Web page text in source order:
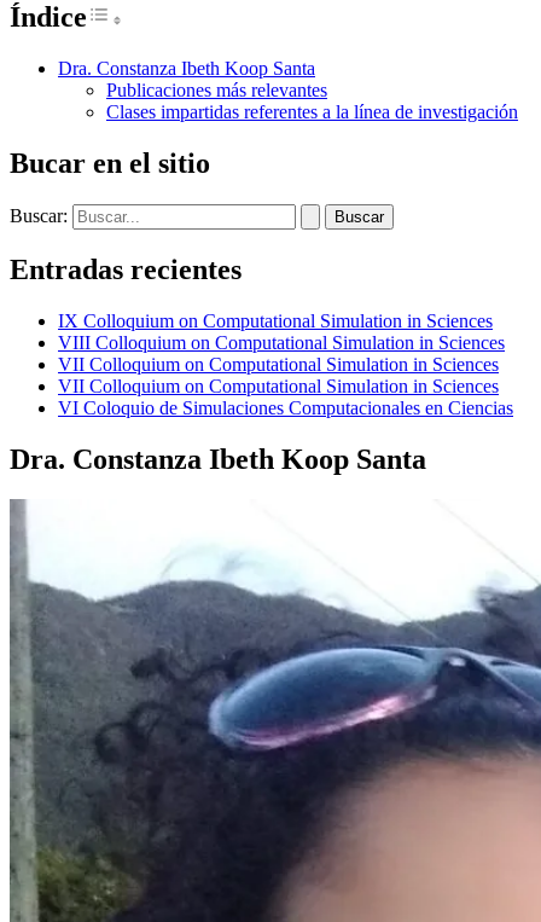
ÍndiceToggle Table of Content
Dra. Constanza Ibeth Koop Santa
Publicaciones más relevantes
Clases impartidas referentes a la línea de investigación
Bucar en el sitio
Buscar:
Entradas recientes
IX Colloquium on Computational Simulation in Sciences
VIII Colloquium on Computational Simulation in Sciences
VII Colloquium on Computational Simulation in Sciences
VII Colloquium on Computational Simulation in Sciences
VI Coloquio de Simulaciones Computacionales en Ciencias
Dra. Constanza Ibeth Koop Santa